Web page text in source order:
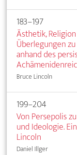
183–197
Ästhetik,
Überlegungen
anhand des
Bruce Lincoln
199–204
Von Persepolis
und Ideologie.
Lincoln
Daniel Illger